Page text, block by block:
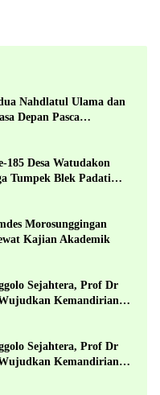
Nahdlatul Ulama dan
Depan Pasca
Desa Watudakon
Tumpek Blek Padati
Morosunggingan
Kajian Akademik
Sejahtera, Prof Dr
Kemandirian
Sejahtera, Prof Dr
Kemandirian